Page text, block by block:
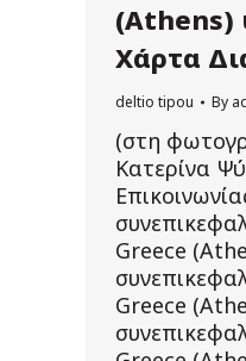
(Athens)
Χάρτα
deltio tipou By
(στη
Κατερίνα
Greece
Greece